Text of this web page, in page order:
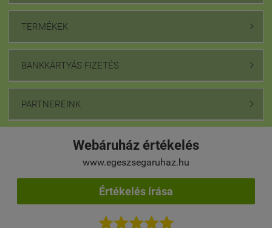
TERMÉKEK 
BANKKÁRTYÁS FIZETÉS 
PARTNEREINK 
Webáruház értékelés
www.egeszsegaruhaz.hu
Értékelés írása
